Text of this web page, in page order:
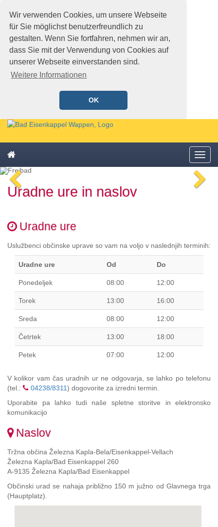
Wir verwenden Cookies, um unsere Webseite
für Sie möglichst benutzerfreundlich zu
gestalten. Wenn Sie fortfahren, nehmen wir an,
dass Sie mit der Verwendung von Cookies auf
unserer Webseite einverstanden sind.
Weitere Informationen
OK
Schnellmenü
Zur
springen,
Accesskey
Zur
Hauptnavigation
springen,
Zum
Inhalt
Accesskey
Kontaktseite
Accesskey
Sitemap
springen,
Accesskey
Schnellmenü
zurück
Menü
Bild
Zum
Schnellmenü
zurück
Uradne ure in naslov
Uradne ure
Uslužbenci občinske uprave so vam na voljo v naslednjih terminih:
Uradne ure Od Do
Ponedeljek 08:00 12:00
Torek 13:00 16:00
Sreda 08:00 12:00
Četrtek 13:00 18:00
Petek 07:00 12:00
V kolikor vam čas uradnih ur ne odgovarja, se lahko po telefonu
(tel.:
04238/8311) dogovorite za izredni termin.
Uporabite pa lahko tudi naše spletne storitve in elektronsko
komunikacijo
Naslov
Tržna občina Železna Kapla-Bela/Eisenkappel-Vellach
Železna Kapla/Bad Eisenkappel 260
A-9135 Železna Kapla/Bad Eisenkappel
Občinski urad se nahaja približno 150 m južno od Glavnega trga
(Hauptplatz).